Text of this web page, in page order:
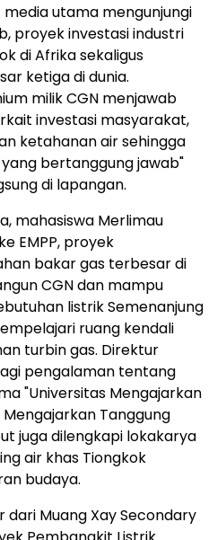
media utama mengunjungi
proyek investasi industri
di Afrika sekaligus
ketiga di dunia.
milik CGN menjawab
investasi masyarakat,
ketahanan air sehingga
bertanggung jawab"
di lapangan.
mahasiswa Merlimau
EMPP, proyek
bakar gas terbesar di
CGN dan mampu
listrik Semenanjung
ruang kendali
turbin gas. Direktur
pengalaman tentang
"Universitas Mengajarkan
Tanggung
juga dilengkapi lokakarya
air khas Tiongkok
budaya.
dari Muang Xay Secondary